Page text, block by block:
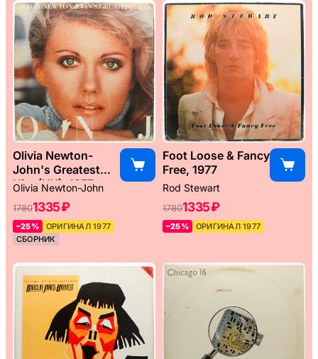
Olivia Newton-
John's Greatest
Hits (UK), 1977
Olivia Newton-John
17801335 ₽
–25%
ОРИГИНАЛ 1977
СБОРНИК
Foot Loose & Fancy
Free, 1977
Rod Stewart
17801335 ₽
–25% ОРИГИНАЛ 1977